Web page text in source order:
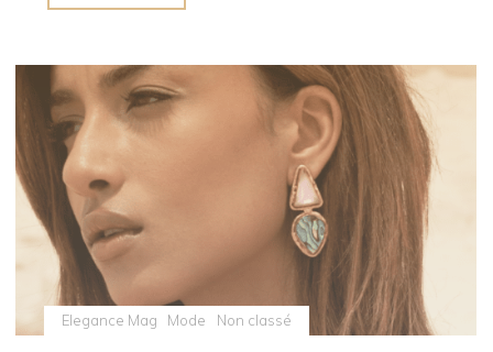
élégance
de
Lena
Hoschek"
Elegance Mag Mode Non classé